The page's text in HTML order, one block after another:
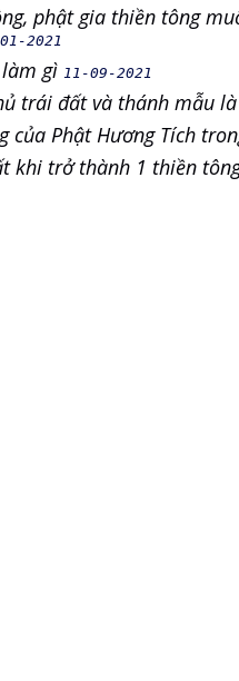
phật gia thiền tông
2021
gì 11-09-2021
trái đất và thánh mẫu
của Phật Hương Tích
khi trở thành 1 thiền